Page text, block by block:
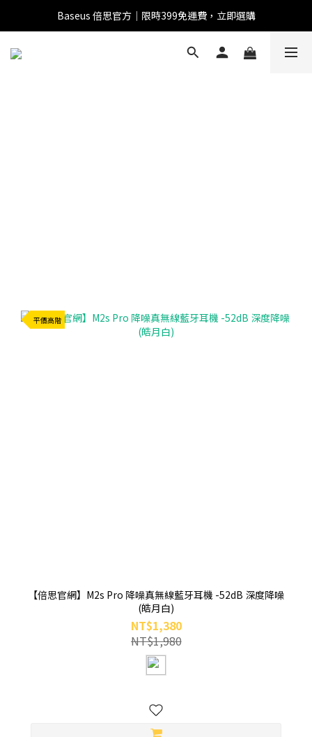
全館滿1500 95折
Baseus 倍思官方｜限時399免運費，立即選購
全館滿1500 95折
平價高階
【倍思官網】M2s Pro 降噪真無線藍牙耳機 -52dB 深度降噪
(皓月白)
NT$1,380
NT$1,980